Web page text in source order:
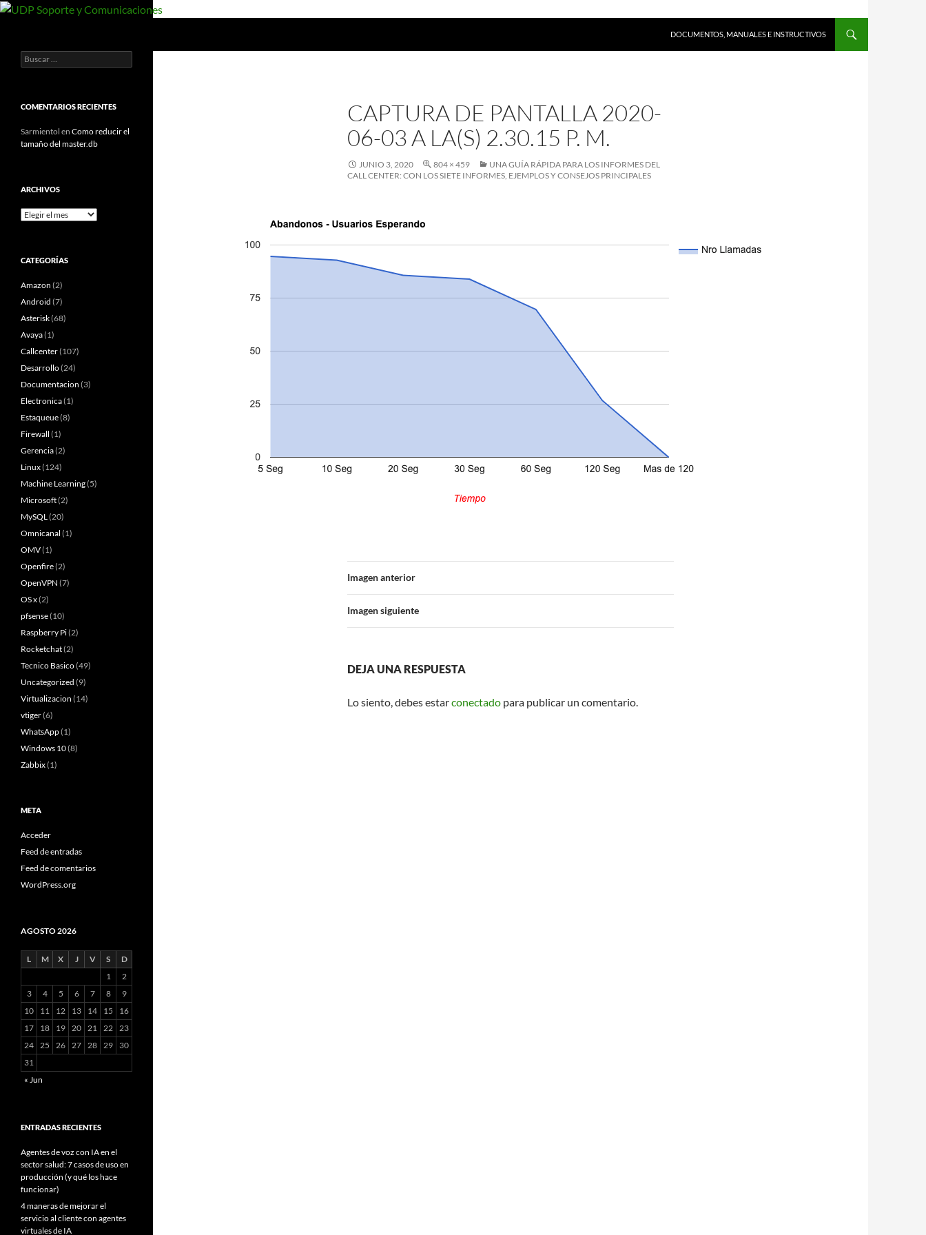
Saltar
DOCUMENTOS, MANUALES E INSTRUCTIVOS
CAPTURA DE PANTALLA 2020-
06-03 A LA(S) 2.30.15 P. M.
JUNIO 3, 2020 804 × 459
UNA GUÍA RÁPIDA PARA LOS INFORMES DEL
CALL CENTER: CON LOS SIETE INFORMES, EJEMPLOS Y CONSEJOS PRINCIPALES
Imagen anterior
Imagen siguiente
DEJA UNA RESPUESTA
Lo siento, debes estarconectado para publicar un comentario.
Documentos y manuales de UDP
Buscar:
COMENTARIOS RECIENTES
Sarmientol en Como reducir el
tamaño del master.db
ARCHIVOS
Archivos
CATEGORÍAS
Amazon (2)
Android (7)
Asterisk(68)
Avaya(1)
Callcenter(107)
Desarrollo(24)
Documentacion (3)
Electronica(1)
Estaqueue(8)
Firewall (1)
Gerencia(2)
Linux(124)
Machine Learning(5)
Microsoft(2)
MySQL (20)
Omnicanal (1)
OMV(1)
Openfire(2)
OpenVPN (7)
OS x(2)
pfsense(10)
Raspberry Pi(2)
Rocketchat(2)
Tecnico Basico(49)
Uncategorized (9)
Virtualizacion (14)
vtiger(6)
WhatsApp(1)
Windows 10(8)
Zabbix(1)
META
Acceder
Feed de entradas
Feed de comentarios
WordPress.org
AGOSTO 2026
L M X J V S
D
1
2
3
4 5 6 7 8
9
10
11 12 13 14 15
16
17
18 19 20 21 22
23
24
25 26 27 28 29
30
31
« Jun
ENTRADAS RECIENTES
Agentes de voz con IA en el
sector salud: 7 casos de uso en
producción (y qué los hace
funcionar)
4 maneras de mejorar el
servicio al cliente con agentes
virtuales de IA